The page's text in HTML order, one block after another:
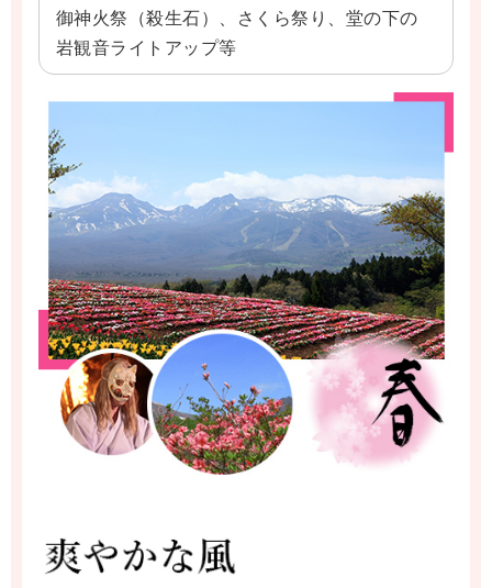
御神火祭（殺生石）、さくら祭り、堂の下の
岩観音ライトアップ等